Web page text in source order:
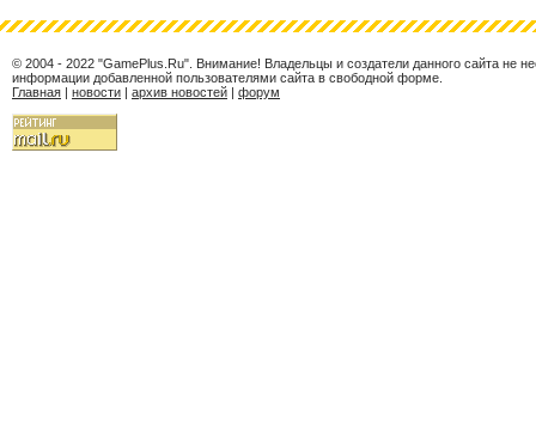
© 2004 - 2022 "GamePlus.Ru". Внимание! Владельцы и создатели данного сайта не
информации добавленной пользователями сайта в свободной форме.
Главная | новости | архив новостей | форум